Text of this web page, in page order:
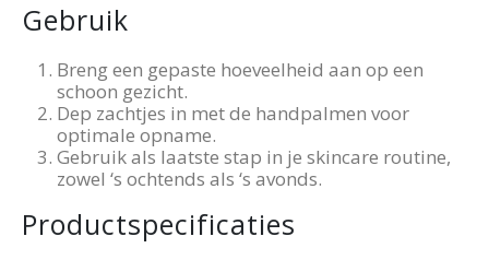
Gebruik
Breng een gepaste hoeveelheid aan op een
schoon gezicht.
Dep zachtjes in met de handpalmen voor
optimale opname.
Gebruik als laatste stap in je skincare routine,
zowel ‘s ochtends als ‘s avonds.
Productspecificaties